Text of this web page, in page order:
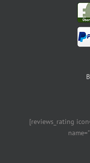
[reviews_rating